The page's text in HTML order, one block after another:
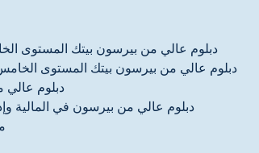
دبلوم عالي من بيرسون بيتك المستوى
دبلوم عالي من بيرسون بيتك المستوى الخامس
دبلوم عالي
دبلوم عالي من بيرسون في المالية